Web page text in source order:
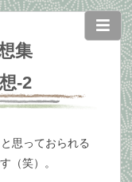
集
-2
思っておられる
（笑）。